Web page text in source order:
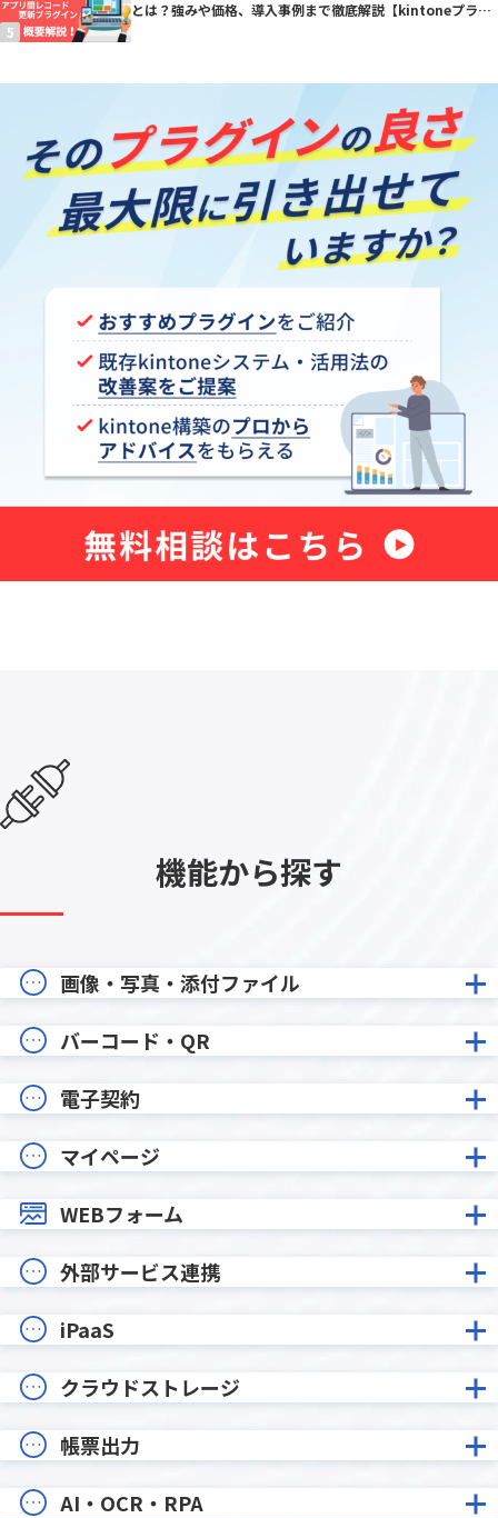
とは？強みや価格、導入事例まで徹底解説【kintoneプラグ
機能から探す
画像・写真・添付ファイル
バーコード・QR
電子契約
マイページ
WEBフォーム
外部サービス連携
iPaaS
クラウドストレージ
帳票出力
AI・OCR・RPA